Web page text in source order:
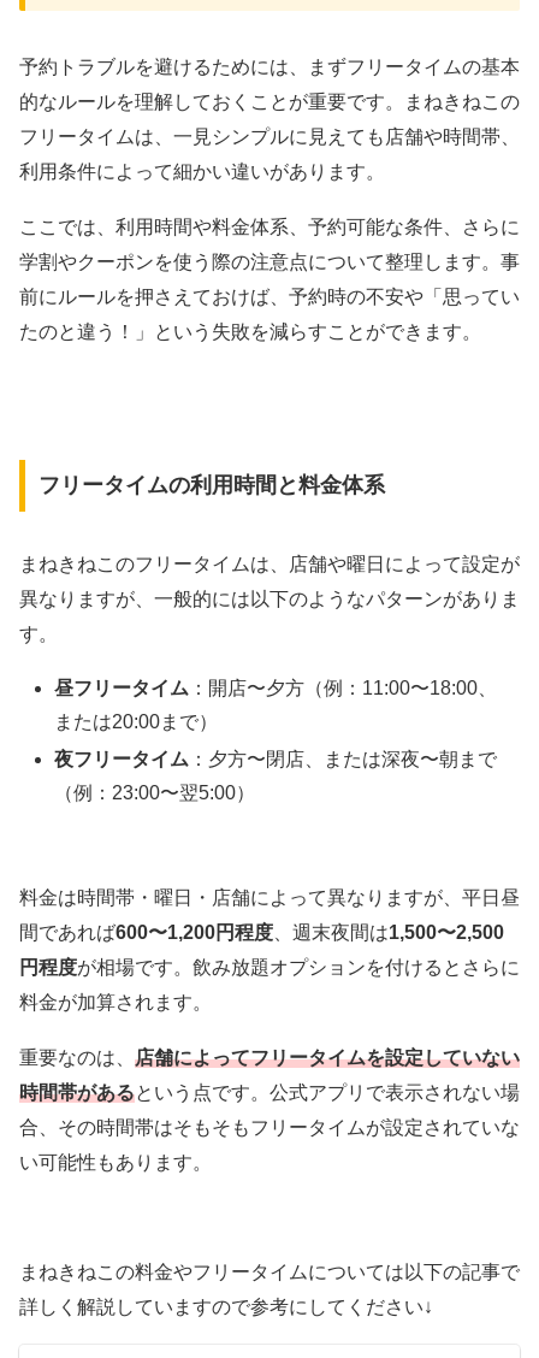
予約トラブルを避けるためには、まずフリータイムの基本
的なルールを理解しておくことが重要です。まねきねこの
フリータイムは、一見シンプルに見えても店舗や時間帯、
利用条件によって細かい違いがあります。
ここでは、利用時間や料金体系、予約可能な条件、さらに
学割やクーポンを使う際の注意点について整理します。事
前にルールを押さえておけば、予約時の不安や「思ってい
たのと違う！」という失敗を減らすことができます。
フリータイムの利用時間と料金体系
まねきねこのフリータイムは、店舗や曜日によって設定が
異なりますが、一般的には以下のようなパターンがありま
す。
昼フリータイム ：開店〜夕方（例：11:00〜18:00、
または20:00まで）
夜フリータイム ：夕方〜閉店、または深夜〜朝まで
（例：23:00〜翌5:00）
料金は時間帯・曜日・店舗によって異なりますが、平日昼
間であれば600〜1,200円程度 、週末夜間は1,500〜2,500
円程度が相場です。飲み放題オプションを付けるとさらに
料金が加算されます。
重要なのは、 店舗によってフリータイムを設定していない
時間帯があるという点です。公式アプリで表示されない場
合、その時間帯はそもそもフリータイムが設定されていな
い可能性もあります。
まねきねこの料金やフリータイムについては以下の記事で
詳しく解説していますので参考にしてください↓